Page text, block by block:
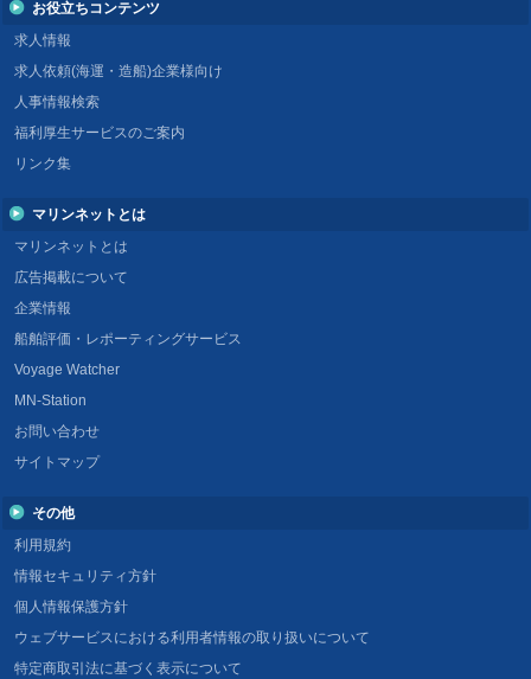
お役立ちコンテンツ
求人情報
求人依頼(海運・造船)企業様向け
人事情報検索
福利厚生サービスのご案内
リンク集
マリンネットとは
マリンネットとは
広告掲載について
企業情報
船舶評価・レポーティングサービス
Voyage Watcher
MN-Station
お問い合わせ
サイトマップ
その他
利用規約
情報セキュリティ方針
個人情報保護方針
ウェブサービスにおける利用者情報の取り扱いについて
特定商取引法に基づく表示について